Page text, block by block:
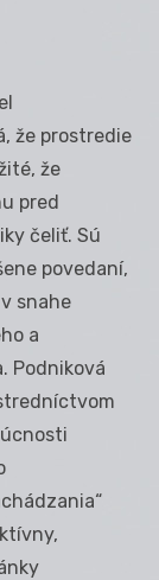
že prostredie
že
pred
čeliť. Sú
povedaní,
snahe
a
Podniková